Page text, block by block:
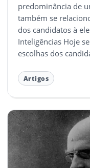
predominância de
também se
dos candidatos à
Inteligências Hoje
escolhas dos
Artigos